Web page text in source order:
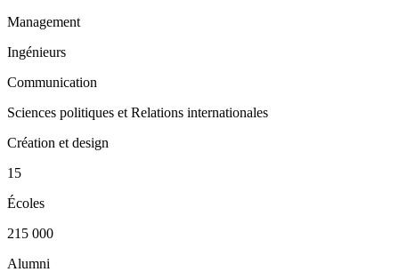
Management
Ingénieurs
Communication
Sciences politiques et Relations internationales
Création et design
15
Écoles
215 000
Alumni